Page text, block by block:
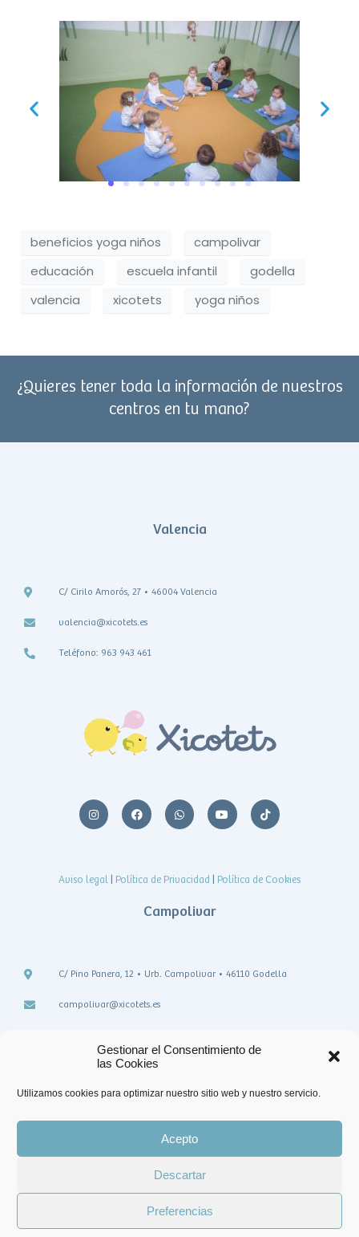
Gestionar el Consentimiento de
las Cookies
Utilizamos cookies para optimizar nuestro sitio web y nuestro servicio.
Acepto
Descartar
Preferencias
beneficios yoga niños
campolivar
educación
escuela infantil
godella
valencia
xicotets yoga niños
¿Quieres tener toda la información de nuestros
centros en tu mano?
Valencia
C/ Cirilo Amorós, 27 • 46004 Valencia
valencia@xicotets.es
Teléfono: 963 943 461
Aviso legal Política de Privacidad Política de Cookies
Campolivar
C/ Pino Panera, 12 • Urb. Campolivar • 46110 Godella
campolivar@xicotets.es
Todos los derechos reservados.